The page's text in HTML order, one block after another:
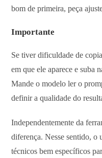
bom de primeira, peça
Importante
Se tiver dificuldade de
em que ele aparece e suba
Mande o modelo ler o
definir a qualidade do
Independentemente da
diferença. Nesse sentido, o
técnicos bem específicos